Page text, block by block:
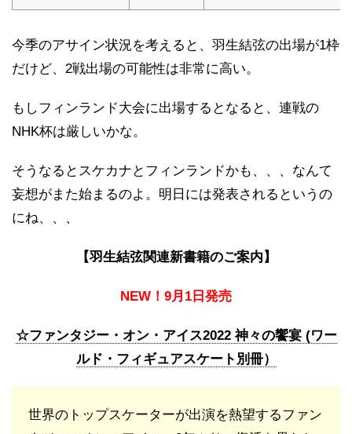
今季のアサイン状況を考えると、羽生結弦の出場が1枠
だけど、2戦出場の可能性は非常に高い。
もしフィンランド大会に出場するとなると、連戦の
NHK杯は厳しいかな。
そうなるとスケカナとフィンランドかも、、、なんて
妄想がまた始まるのよ。明日には発表されるというの
にね、、、
【羽生結弦関連新書籍のご案内】
NEW！9月1日発売
☆ファンタジー・オン・アイス2022 神々の饗宴 (ワー
ルド・フィギュアスケート別冊）
世界のトップスケーターが出演を熱望するファン